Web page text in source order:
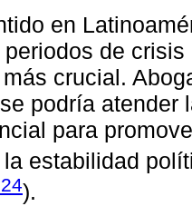
en
de
crucial.
podría
para
estabilidad
).